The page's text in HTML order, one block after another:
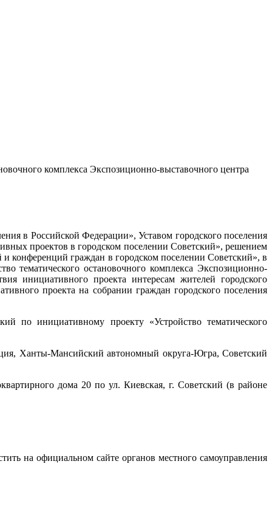
комплекса Экспозиционно-выставочного центра
в Российской Федерации», Уставом городского поселения
проектов в городском поселении Советский», решением
конференций граждан в городском поселении Советский», в
тематического остановочного комплекса Экспозиционно-
инициативного проекта интересам жителей городского
проекта на собрании граждан городского поселения
по инициативному проекту «Устройство тематического
Ханты-Мансийский автономный округа-Югра, Советский
дома 20 по ул. Киевская, г. Советский (в районе
на официальном сайте органов местного самоуправления